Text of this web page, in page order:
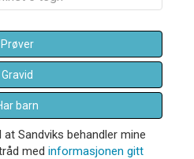
Prøver
Gravid
barn
Sandviks behandler mine
med informasjonen gitt